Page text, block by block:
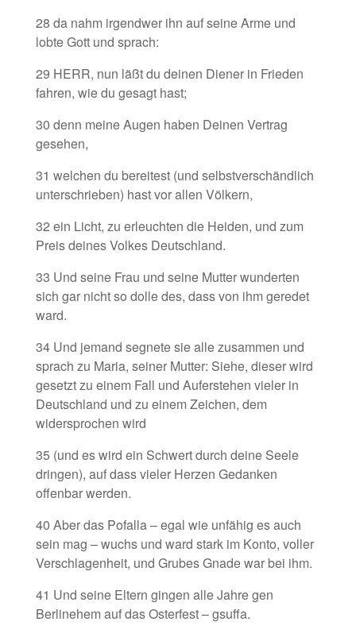
28 da nahm irgendwer ihn auf seine Arme und
lobte Gott und sprach:
29 HERR, nun läßt du deinen Diener in Frieden
fahren, wie du gesagt hast;
30 denn meine Augen haben Deinen Vertrag
gesehen,
31 welchen du bereitest (und selbstverschändlich
unterschrieben) hast vor allen Völkern,
32 ein Licht, zu erleuchten die Heiden, und zum
Preis deines Volkes Deutschland.
33 Und seine Frau und seine Mutter wunderten
sich gar nicht so dolle des, dass von ihm geredet
ward.
34 Und jemand segnete sie alle zusammen und
sprach zu Maria, seiner Mutter: Siehe, dieser wird
gesetzt zu einem Fall und Auferstehen vieler in
Deutschland und zu einem Zeichen, dem
widersprochen wird
35 (und es wird ein Schwert durch deine Seele
dringen), auf dass vieler Herzen Gedanken
offenbar werden.
40 Aber das Pofalla – egal wie unfähig es auch
sein mag – wuchs und ward stark im Konto, voller
Verschlagenheit, und Grubes Gnade war bei ihm.
41 Und seine Eltern gingen alle Jahre gen
Berlinehem auf das Osterfest – gsuffa.